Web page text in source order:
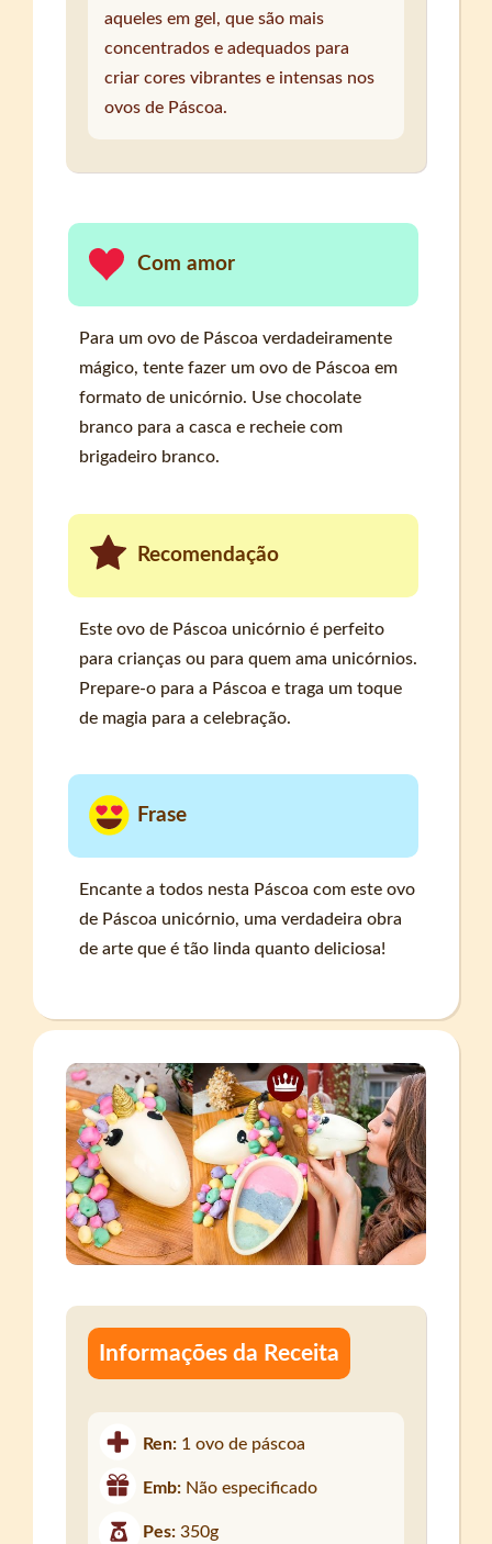
aqueles em gel, que são mais
concentrados e adequados para
criar cores vibrantes e intensas nos
ovos de Páscoa.
Com amor
Para um ovo de Páscoa verdadeiramente
mágico, tente fazer um ovo de Páscoa em
formato de unicórnio. Use chocolate
branco para a casca e recheie com
brigadeiro branco.
Recomendação
Este ovo de Páscoa unicórnio é perfeito
para crianças ou para quem ama unicórnios.
Prepare-o para a Páscoa e traga um toque
de magia para a celebração.
Frase
Encante a todos nesta Páscoa com este ovo
de Páscoa unicórnio, uma verdadeira obra
de arte que é tão linda quanto deliciosa!
Informações da Receita
Ren: 1 ovo de páscoa
Emb: Não especificado
Pes:350g